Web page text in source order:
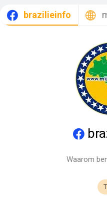
brazilieinfo
Waarom